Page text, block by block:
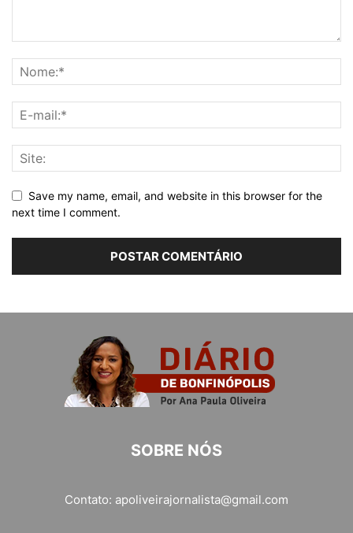
Save my name, email, and website in this browser for the
next time I comment.
SOBRE NÓS
Contato: apoliveirajornalista@gmail.com